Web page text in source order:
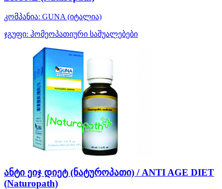
კომპანია: GUNA (იტალია)
ჯგუფი: ჰომეოპათიური საშუალებები
ანტი ეიჯ დიეტ (ნატუროპათი) / ANTI AGE DIET
(Naturopath)